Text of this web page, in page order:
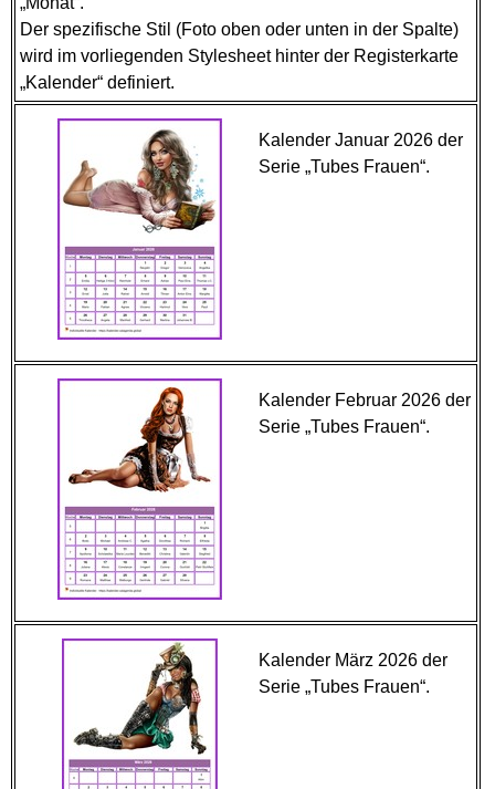
Der spezifische Stil (Foto oben oder unten in der Spalte)
wird im vorliegenden Stylesheet hinter der Registerkarte
„Kalender“ definiert.
Kalender Januar 2026 der
Serie „Tubes Frauen“.
Kalender Februar 2026 der
Serie „Tubes Frauen“.
Kalender März 2026 der
Serie „Tubes Frauen“.